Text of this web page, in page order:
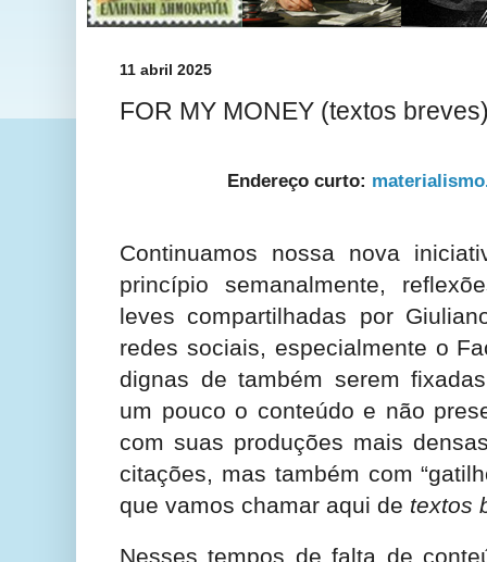
11 abril 2025
FOR MY MONEY (textos
Endereço curto:
Continuamos nossa nova
princípio semanalmente,
leves compartilhadas por
redes sociais, especialmente o
dignas de também serem
um pouco o conteúdo e não
com suas produções mais
citações, mas também com
que vamos chamar aqui de textos
Nesses tempos de falta de